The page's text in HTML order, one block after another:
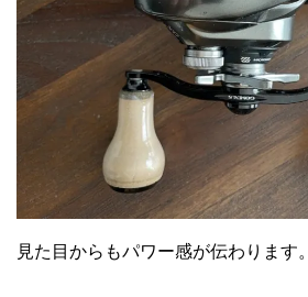
見た目からもパワー感が伝わります。